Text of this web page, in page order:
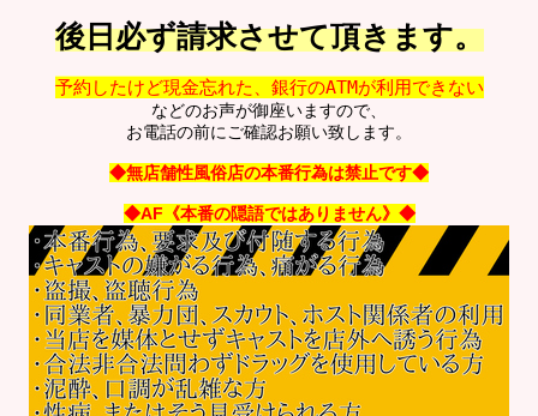
後日必ず請求させて頂きます。
予約したけど現金忘れた、銀行のATMが利用できない
などのお声が御座いますので、
お電話の前にご確認お願い致します。
◆無店舗性風俗店の本番行為は禁止です◆
◆AF《本番の隠語ではありません》◆